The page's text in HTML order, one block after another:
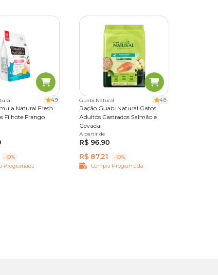
a
trato
4.9
Natural Fresh
Filhote Frango
pac. Indiv. de 505g
-10%
Programada
Guabi Natural 4.8
Ração Guabi Natural Gatos
Adultos Castrados Salmão e
Cevada
1,5 kg
A partir de
R$ 96,90
R$ 87,21
-10%
Compra Programada